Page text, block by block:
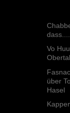
dass....
Vo
über
Hasel